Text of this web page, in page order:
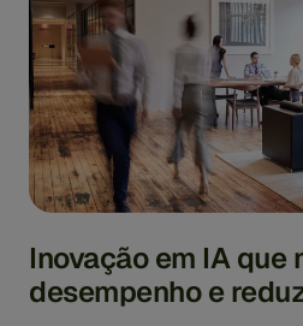
Inovação em IA que
desempenho e